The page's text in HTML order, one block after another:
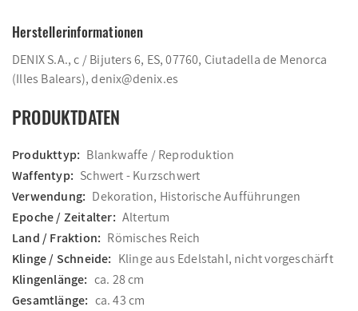
Herstellerinformationen
DENIX S.A., c / Bijuters 6, ES, 07760, Ciutadella de Menorca
(Illes Balears), denix@denix.es
PRODUKTDATEN
Produkttyp: Blankwaffe / Reproduktion
Waffentyp: Schwert - Kurzschwert
Verwendung: Dekoration, Historische Aufführungen
Epoche / Zeitalter: Altertum
Land / Fraktion: Römisches Reich
Klinge / Schneide: Klinge aus Edelstahl, nicht vorgeschärft
Klingenlänge: ca. 28 cm
Gesamtlänge: ca. 43 cm